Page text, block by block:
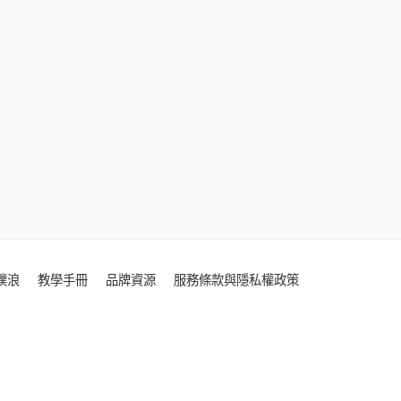
浪 教學手冊 品牌資源 服務條款與隱私權政策